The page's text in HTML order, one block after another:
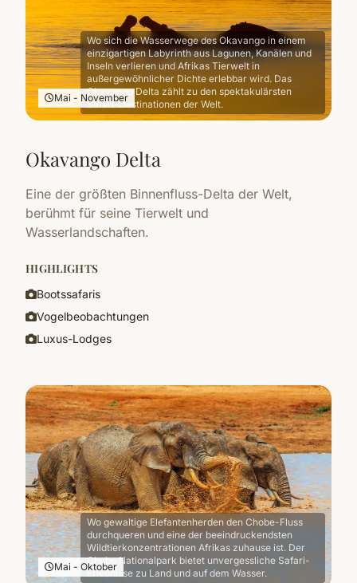
Wo sich die Wasserwege des Okavango in einem
einzigartigen Labyrinth aus Lagunen, Kanälen und
Inseln verlieren und Afrikas Tierwelt in
außergewöhnlicher Dichte erlebbar wird. Das
Okavango Delta zählt zu den spektakulärsten
Safari-Destinationen der Welt.
Mai - November
Okavango Delta
Eine der größten Binnenfluss-Delta der Welt,
berühmt für seine Tierwelt und
Wasserlandschaften.
HIGHLIGHTS
Bootssafaris
Vogelbeobachtungen
Luxus-Lodges
Wo gewaltige Elefantenherden den Chobe-Fluss
durchqueren und eine der beeindruckendsten
Wildtierkonzentrationen Afrikas zuhause ist. Der
Chobe Nationalpark bietet unvergessliche Safari-
Erlebnisse zu Land und auf dem Wasser.
Mai - Oktober